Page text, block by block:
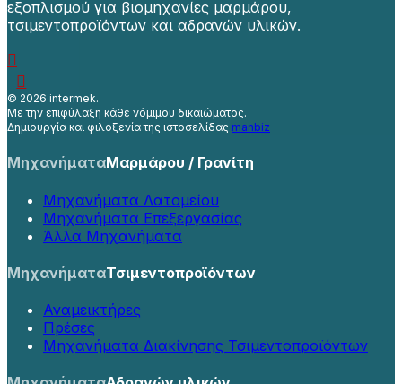
εξοπλισμού για βιομηχανίες μαρμάρου,
τσιμεντοπροϊόντων και αδρανών υλικών.
© 2026 intermek.
Με την επιφύλαξη κάθε νόμιμου δικαιώματος.
Δημιουργία και φιλοξενία της ιστοσελίδας manbiz
ΜηχανήματαΜαρμάρου / Γρανίτη
Μηχανήματα Λατομείου
Μηχανήματα Επεξεργασίας
Άλλα Μηχανήματα
ΜηχανήματαΤσιμεντοπροϊόντων
Αναμεικτήρες
Πρέσες
Μηχανήματα Διακίνησης Τσιμεντοπροϊόντων